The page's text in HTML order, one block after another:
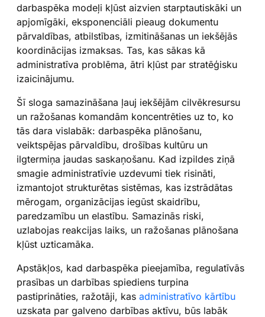
darbaspēka modeļi kļūst aizvien starptautiskāki un
apjomīgāki, eksponenciāli pieaug dokumentu
pārvaldības, atbilstības, izmitināšanas un iekšējās
koordinācijas izmaksas. Tas, kas sākas kā
administratīva problēma, ātri kļūst par stratēģisku
izaicinājumu.
Šī sloga samazināšana ļauj iekšējām cilvēkresursu
un ražošanas komandām koncentrēties uz to, ko
tās dara vislabāk: darbaspēka plānošanu,
veiktspējas pārvaldību, drošības kultūru un
ilgtermiņa jaudas saskaņošanu. Kad izpildes ziņā
smagie administratīvie uzdevumi tiek risināti,
izmantojot strukturētas sistēmas, kas izstrādātas
mērogam, organizācijas iegūst skaidrību,
paredzamību un elastību. Samazinās riski,
uzlabojas reakcijas laiks, un ražošanas plānošana
kļūst uzticamāka.
Apstākļos, kad darbaspēka pieejamība, regulatīvās
prasības un darbības spiediens turpina
pastiprināties, ražotāji, kas administratīvo kārtību
uzskata par galveno darbības aktīvu, būs labāk